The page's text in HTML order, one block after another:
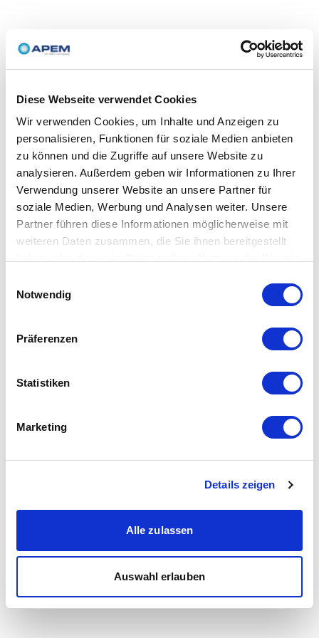
Diese Webseite verwendet Cookies
Wir verwenden Cookies, um Inhalte und Anzeigen zu
personalisieren, Funktionen für soziale Medien anbieten
zu können und die Zugriffe auf unsere Website zu
analysieren. Außerdem geben wir Informationen zu Ihrer
Verwendung unserer Website an unsere Partner für
soziale Medien, Werbung und Analysen weiter. Unsere
Partner führen diese Informationen möglicherweise mit
weiteren Daten zusammen, die Sie ihnen bereitgestellt
Notwendig
Präferenzen
Statistiken
Marketing
Details zeigen
Alle zulassen
Auswahl erlauben